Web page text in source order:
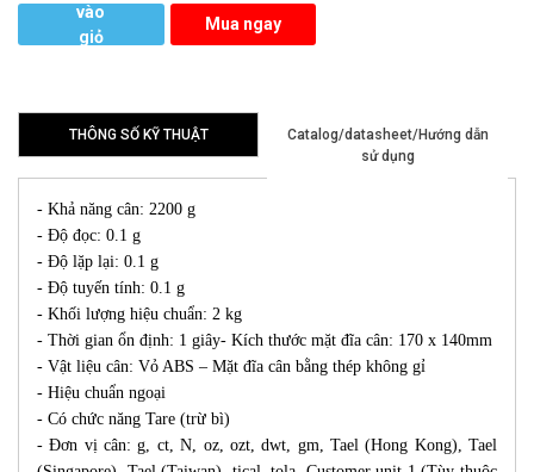
vào
giỏ
Mua ngay
THÔNG SỐ KỸ THUẬT
Catalog/datasheet/Hướng dẫn
sử dụng
- Khả năng cân: 2200 g
- Độ đọc: 0.1 g
- Độ lặp lại: 0.1 g
- Độ tuyến tính: 0.1 g
- Khối lượng hiệu chuẩn: 2 kg
- Thời gian ổn định: 1 giây- Kích thước mặt đĩa cân: 170 x 140mm
- Vật liệu cân: Vỏ ABS – Mặt đĩa cân bằng thép không gỉ
- Hiệu chuẩn ngoại
- Có chức năng Tare (trừ bì)
- Đơn vị cân: g, ct, N, oz, ozt, dwt, gm, Tael (Hong Kong), Tael